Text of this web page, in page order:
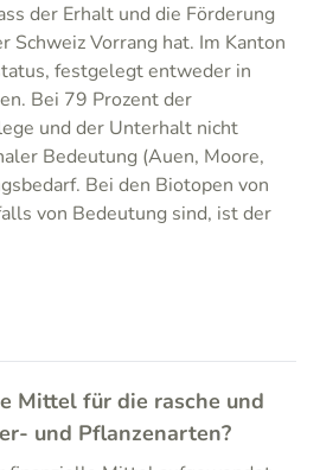
der Erhalt und die Förderung
Vorrang hat. Im Kanton
festgelegt entweder in
Bei 79 Prozent der
und der Unterhalt nicht
Bedeutung (Auen, Moore,
Bei den Biotopen von
von Bedeutung sind, ist der
Mittel für die rasche und
und Pflanzenarten?